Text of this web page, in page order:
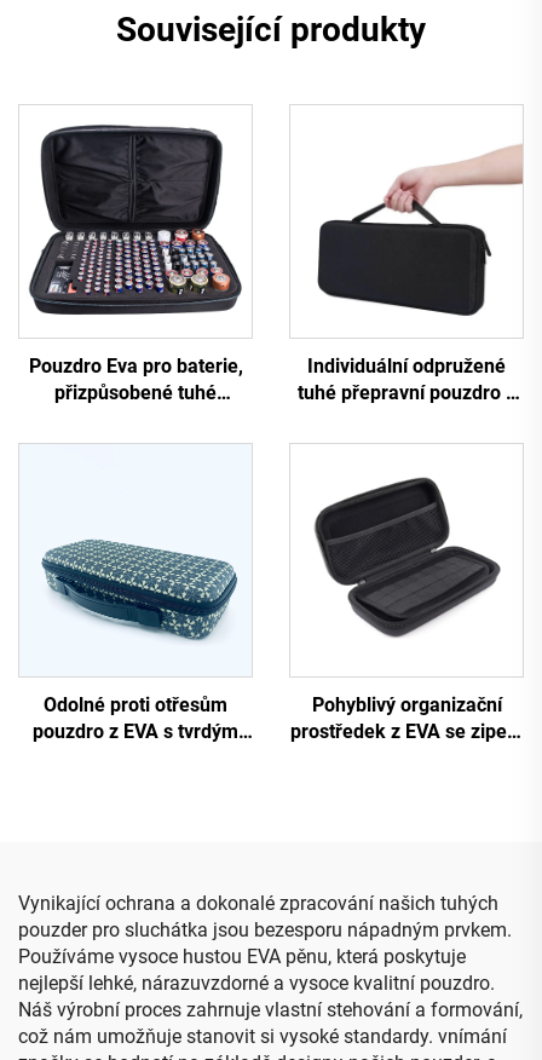
Související produkty
Pouzdro Eva pro baterie,
přizpůsobené tuhé
organizátor a úložná
banku typu AA a nářadí
Eva
Individuální odpružené
tuhé přepravní pouzdro z
pěnovým vložkem
Odolné proti otřesům
pouzdro z EVA s tvrdým
Pohyblivý organizační
prostředek z EVA se zipem
Vynikající ochrana a dokonalé zpracování našich tuhých
pouzder pro sluchátka jsou bezesporu nápadným prvkem.
Používáme vysoce hustou EVA pěnu, která poskytuje
nejlepší lehké, nárazuvzdorné a vysoce kvalitní pouzdro.
Náš výrobní proces zahrnuje vlastní stehování a formování,
což nám umožňuje stanovit si vysoké standardy. vnímání